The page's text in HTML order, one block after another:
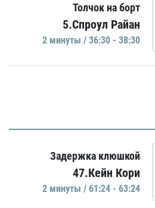
Толчок на борт
5.Спроул Райан
2 минуты / 36:30 - 38:30
Задержка клюшкой
47.Кейн Кори
2 минуты / 61:24 - 63:24